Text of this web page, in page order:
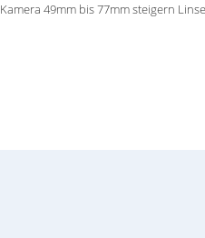
Kamera 49mm bis 77mm steigern